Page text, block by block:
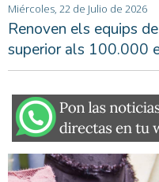
Miércoles, 22 de Julio de 2026
Renoven els equips
superior als 100.000